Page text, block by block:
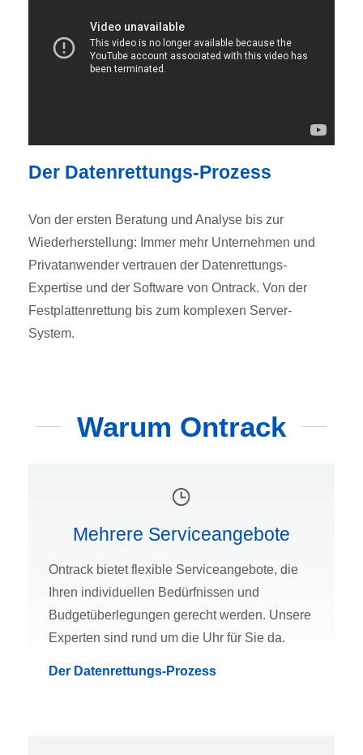
Der Datenrettungs-Prozess
Von der ersten Beratung und Analyse bis zur
Wiederherstellung: Immer mehr Unternehmen und
Privatanwender vertrauen der Datenrettungs-
Expertise und der Software von Ontrack. Von der
Festplattenrettung bis zum komplexen Server-
System.
Warum Ontrack
Mehrere Serviceangebote
Ontrack bietet flexible Serviceangebote, die
Ihren individuellen Bedürfnissen und
Budgetüberlegungen gerecht werden. Unsere
Experten sind rund um die Uhr für Sie da.
Der Datenrettungs-Prozess